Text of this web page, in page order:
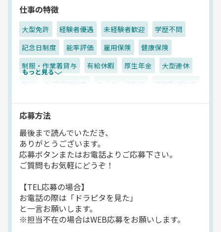
◆休日出勤手当
◆社内イベント
◆制服貸与
◆車通勤OK
◆交通費支給（月5万円まで）
◆研修期間3～4ヶ月あり
⇒①安全運転セミナー
②指導員による添乗指導
⑤乗務員B研修
と段階的な研修を行います。
━━━━━━━━━━━
長く活躍してくれる社員
を大切にしていきます
━━━━━━━━━━━
定期的な無事故表彰や
様々な記念のタイミングで
記念品や商品券をお渡ししています♪
ぜひ当社で腰を据えて働いてくださいね♪
仕事の特徴
大型免許 経験者優遇 未経験者歓迎
学歴不問
記念日制度
能率評価 雇用保険
健康保険
制服・作業着貸与
有給休暇 厚生年金
大型連休
賞与
社員登用制度 マイカー通勤可
資格取得制度
財形貯蓄制度
昼
ETC搭載 中距離 ドライブレコーダー
自動車部品
ウィング車 正社員
もっと見る
応募方法
最後まで読んでいただき、
ありがとうございます。
応募ボタンまたはお電話よりご応募下さい。
ご質問もお気軽にどうぞ！
【TEL応募の場合】
お電話の際は「ドラピタを見た」
と一言お願いします。
※担当不在の場合はWEB応募をお願いします。